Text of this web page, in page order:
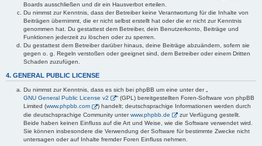
Boards ausschließen und dir ein Hausverbot erteilen.
Du nimmst zur Kenntnis, dass der Betreiber keine Verantwortung für die Inhalte von
Beiträgen übernimmt, die er nicht selbst erstellt hat oder die er nicht zur Kenntnis
genommen hat. Du gestattest dem Betreiber, dein Benutzerkonto, Beiträge und
Funktionen jederzeit zu löschen oder zu sperren.
Du gestattest dem Betreiber darüber hinaus, deine Beiträge abzuändern, sofern sie
gegen o. g. Regeln verstoßen oder geeignet sind, dem Betreiber oder einem Dritten
Schaden zuzufügen.
4. GENERAL PUBLIC LICENSE
Du nimmst zur Kenntnis, dass es sich bei phpBB um eine unter der „
GNU General Public License v2
“ (GPL) bereitgestellten Foren-Software von phpBB
Limited (www.phpbb.com
) handelt; deutschsprachige Informationen werden durch
die deutschsprachige Community unterwww.phpbb.de
zur Verfügung gestellt.
Beide haben keinen Einfluss auf die Art und Weise, wie die Software verwendet wird.
Sie können insbesondere die Verwendung der Software für bestimmte Zwecke nicht
untersagen oder auf Inhalte fremder Foren Einfluss nehmen.